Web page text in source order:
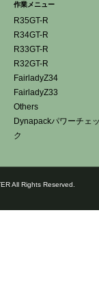
作業メニュー
R35GT-R
R34GT-R
R33GT-R
R32GT-R
FairladyZ34
FairladyZ33
Others
Dynapackパワーチェ
ク
All Rights Reserved.